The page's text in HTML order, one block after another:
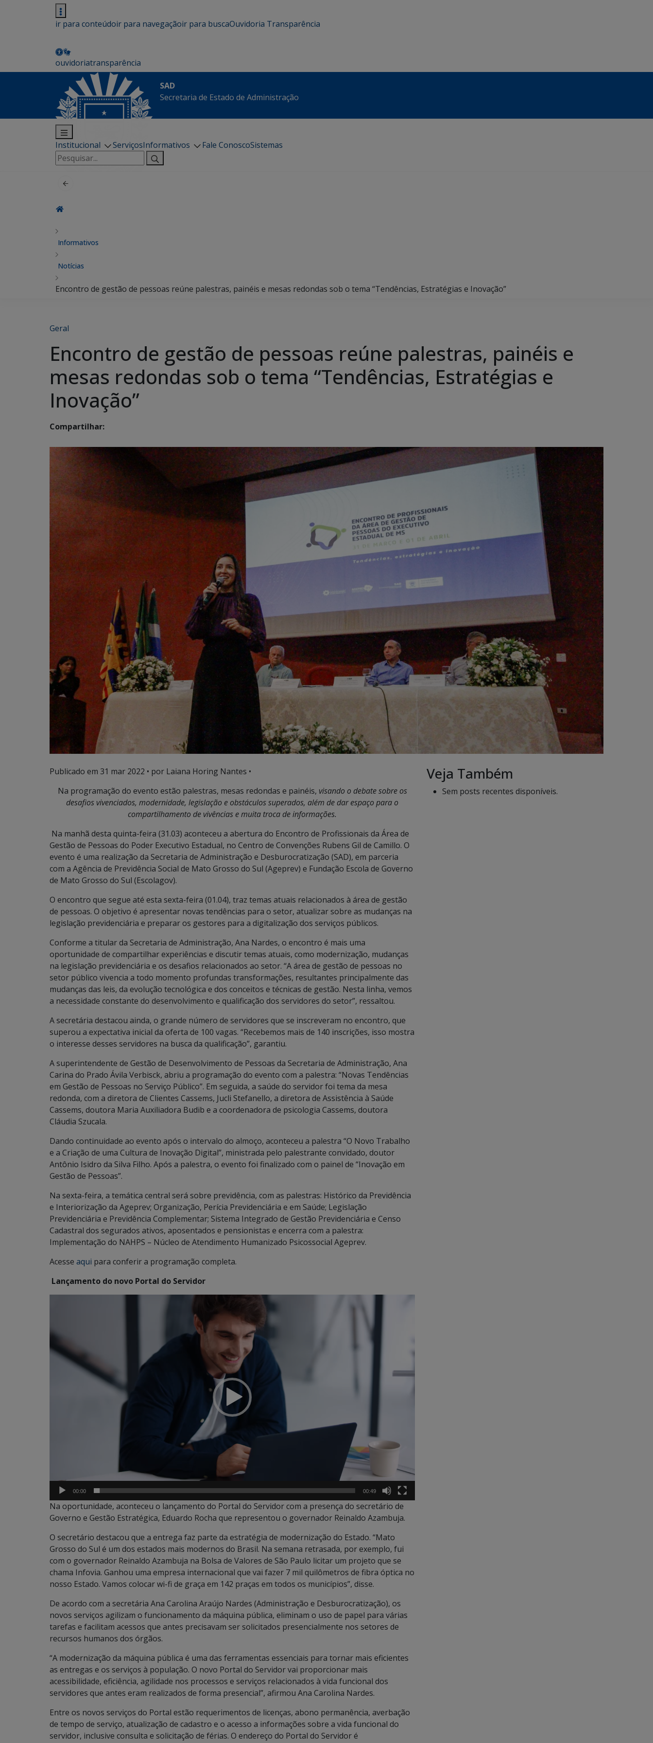
ir para conteúdoir para navegaçãoir para buscaOuvidoria Transparência
ouvidoriatransparência
SAD
Secretaria de Estado de Administração
Institucional ServiçosInformativos Fale ConoscoSistemas
Pesquisar
por:
Informativos
Notícias
Encontro de gestão de pessoas reúne palestras, painéis e mesas redondas sob o tema “Tendências, Estratégias e Inovação”
Geral
Encontro de gestão de pessoas reúne palestras, painéis e
mesas redondas sob o tema “Tendências, Estratégias e
Inovação”
Compartilhar:
Publicado em 31 mar 2022 • por Laiana Horing Nantes •
Na programação do evento estão palestras, mesas redondas e painéis, visando o debate sobre os
desafios vivenciados, modernidade, legislação e obstáculos superados, além de dar espaço para o
compartilhamento de vivências e muita troca de informações.
Na manhã desta quinta-feira (31.03) aconteceu a abertura do Encontro de Profissionais da Área de
Gestão de Pessoas do Poder Executivo Estadual, no Centro de Convenções Rubens Gil de Camillo. O
evento é uma realização da Secretaria de Administração e Desburocratização (SAD), em parceria
com a Agência de Previdência Social de Mato Grosso do Sul (Ageprev) e Fundação Escola de Governo
de Mato Grosso do Sul (Escolagov).
O encontro que segue até esta sexta-feira (01.04), traz temas atuais relacionados à área de gestão
de pessoas. O objetivo é apresentar novas tendências para o setor, atualizar sobre as mudanças na
legislação previdenciária e preparar os gestores para a digitalização dos serviços públicos.
Conforme a titular da Secretaria de Administração, Ana Nardes, o encontro é mais uma
oportunidade de compartilhar experiências e discutir temas atuais, como modernização, mudanças
na legislação previdenciária e os desafios relacionados ao setor. “A área de gestão de pessoas no
setor público vivencia a todo momento profundas transformações, resultantes principalmente das
mudanças das leis, da evolução tecnológica e dos conceitos e técnicas de gestão. Nesta linha, vemos
a necessidade constante do desenvolvimento e qualificação dos servidores do setor”, ressaltou.
A secretária destacou ainda, o grande número de servidores que se inscreveram no encontro, que
superou a expectativa inicial da oferta de 100 vagas. “Recebemos mais de 140 inscrições, isso mostra
o interesse desses servidores na busca da qualificação”, garantiu.
A superintendente de Gestão de Desenvolvimento de Pessoas da Secretaria de Administração, Ana
Carina do Prado Ávila Verbisck, abriu a programação do evento com a palestra: “Novas Tendências
em Gestão de Pessoas no Serviço Público”. Em seguida, a saúde do servidor foi tema da mesa
redonda, com a diretora de Clientes Cassems, Jucli Stefanello, a diretora de Assistência à Saúde
Cassems, doutora Maria Auxiliadora Budib e a coordenadora de psicologia Cassems, doutora
Cláudia Szucala.
Dando continuidade ao evento após o intervalo do almoço, aconteceu a palestra “O Novo Trabalho
e a Criação de uma Cultura de Inovação Digital”, ministrada pelo palestrante convidado, doutor
Antônio Isidro da Silva Filho. Após a palestra, o evento foi finalizado com o painel de “Inovação em
Gestão de Pessoas”.
Na sexta-feira, a temática central será sobre previdência, com as palestras: Histórico da Previdência
e Interiorização da Ageprev; Organização, Perícia Previdenciária e em Saúde; Legislação
Previdenciária e Previdência Complementar; Sistema Integrado de Gestão Previdenciária e Censo
Cadastral dos segurados ativos, aposentados e pensionistas e encerra com a palestra:
Implementação do NAHPS – Núcleo de Atendimento Humanizado Psicossocial Ageprev.
Acesse aqui para conferir a programação completa.
Lançamento do novo Portal do Servidor
00:00 00:49
Na oportunidade, aconteceu o lançamento do Portal do Servidor com a presença do secretário de
Governo e Gestão Estratégica, Eduardo Rocha que representou o governador Reinaldo Azambuja.
O secretário destacou que a entrega faz parte da estratégia de modernização do Estado. “Mato
Grosso do Sul é um dos estados mais modernos do Brasil. Na semana retrasada, por exemplo, fui
com o governador Reinaldo Azambuja na Bolsa de Valores de São Paulo licitar um projeto que se
chama Infovia. Ganhou uma empresa internacional que vai fazer 7 mil quilômetros de fibra óptica no
nosso Estado. Vamos colocar wi-fi de graça em 142 praças em todos os municípios”, disse.
De acordo com a secretária Ana Carolina Araújo Nardes (Administração e Desburocratização), os
novos serviços agilizam o funcionamento da máquina pública, eliminam o uso de papel para várias
tarefas e facilitam acessos que antes precisavam ser solicitados presencialmente nos setores de
recursos humanos dos órgãos.
“A modernização da máquina pública é uma das ferramentas essenciais para tornar mais eficientes
as entregas e os serviços à população. O novo Portal do Servidor vai proporcionar mais
acessibilidade, eficiência, agilidade nos processos e serviços relacionados à vida funcional dos
servidores que antes eram realizados de forma presencial”, afirmou Ana Carolina Nardes.
Entre os novos serviços do Portal estão requerimentos de licenças, abono permanência, averbação
de tempo de serviço, atualização de cadastro e o acesso a informações sobre a vida funcional do
servidor, inclusive consulta e solicitação de férias. O endereço do Portal do Servidor é
Veja Também
Sem posts recentes disponíveis.